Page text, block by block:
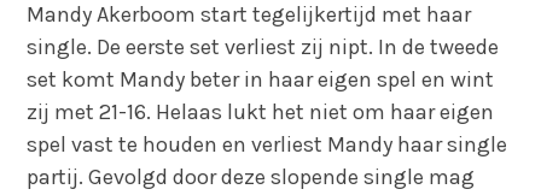
Mandy Akerboom start tegelijkertijd met haar
single. De eerste set verliest zij nipt. In de tweede
set komt Mandy beter in haar eigen spel en wint
zij met 21-16. Helaas lukt het niet om haar eigen
spel vast te houden en verliest Mandy haar single
partij. Gevolgd door deze slopende single mag